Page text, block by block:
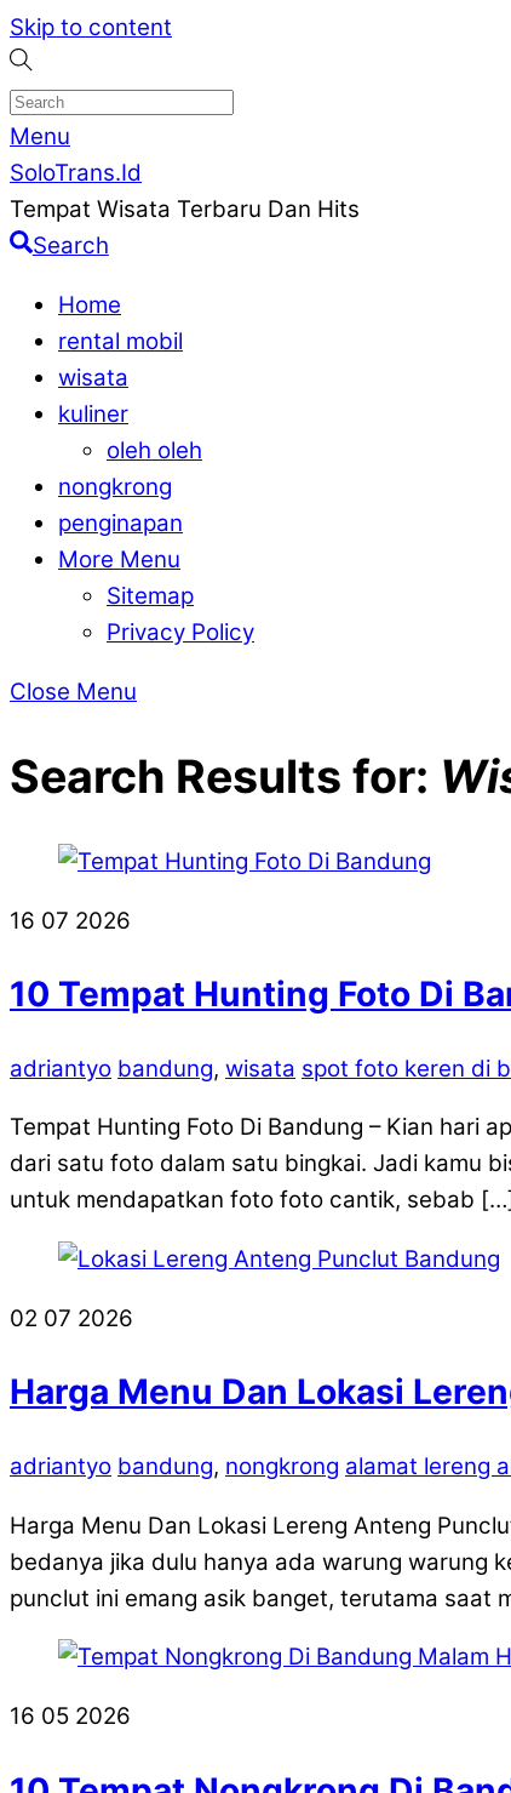
Skip to content
Menu
SoloTrans.Id
Tempat Wisata Terbaru Dan Hits
Search
Home
rental mobil
wisata
kuliner
oleh oleh
nongkrong
penginapan
More Menu
Sitemap
Privacy Policy
Close Menu
Search Results for:
16 07 2026
10 Tempat Hunting Foto Di
adriantyo bandung, wisata spot foto keren di
Tempat Hunting Foto Di Bandung – Kian hari
dari satu foto dalam satu bingkai. Jadi kamu
untuk mendapatkan foto foto cantik, sebab
02 07 2026
Harga Menu Dan Lokasi
adriantyo bandung, nongkrong alamat lereng
Harga Menu Dan Lokasi Lereng Anteng
bedanya jika dulu hanya ada warung warung
punclut ini emang asik banget, terutama saat
16 05 2026